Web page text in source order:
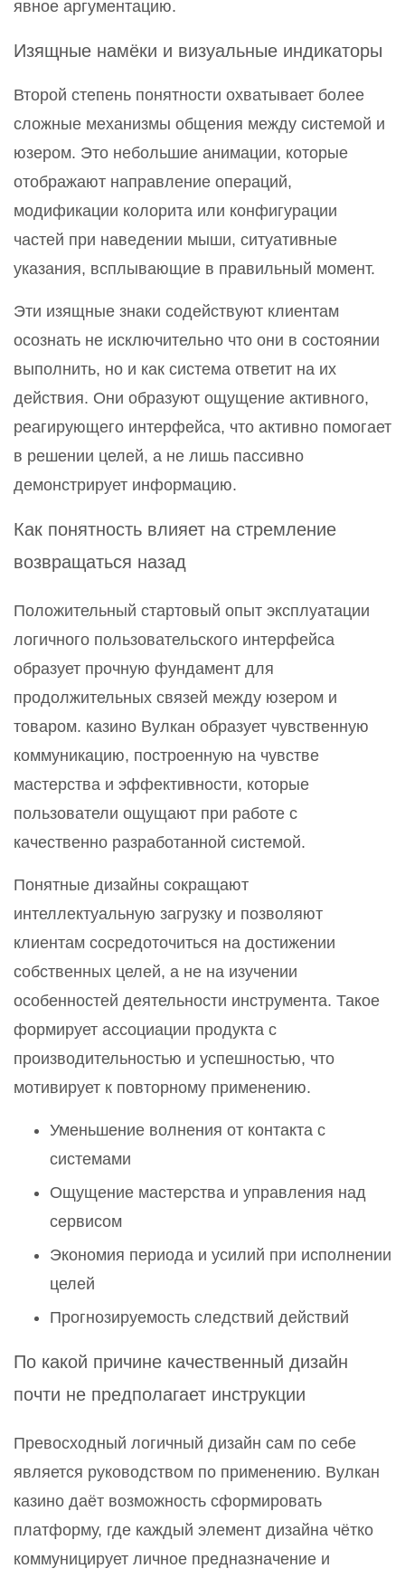
явное аргументацию.
Изящные намёки и визуальные индикаторы
Второй степень понятности охватывает более
сложные механизмы общения между системой и
юзером. Это небольшие анимации, которые
отображают направление операций,
модификации колорита или конфигурации
частей при наведении мыши, ситуативные
указания, всплывающие в правильный момент.
Эти изящные знаки содействуют клиентам
осознать не исключительно что они в состоянии
выполнить, но и как система ответит на их
действия. Они образуют ощущение активного,
реагирующего интерфейса, что активно помогает
в решении целей, а не лишь пассивно
демонстрирует информацию.
Как понятность влияет на стремление
возвращаться назад
Положительный стартовый опыт эксплуатации
логичного пользовательского интерфейса
образует прочную фундамент для
продолжительных связей между юзером и
товаром. казино Вулкан образует чувственную
коммуникацию, построенную на чувстве
мастерства и эффективности, которые
пользователи ощущают при работе с
качественно разработанной системой.
Понятные дизайны сокращают
интеллектуальную загрузку и позволяют
клиентам сосредоточиться на достижении
собственных целей, а не на изучении
особенностей деятельности инструмента. Такое
формирует ассоциации продукта с
производительностью и успешностью, что
мотивирует к повторному применению.
Уменьшение волнения от контакта с
системами
Ощущение мастерства и управления над
сервисом
Экономия периода и усилий при исполнении
целей
Прогнозируемость следствий действий
По какой причине качественный дизайн
почти не предполагает инструкции
Превосходный логичный дизайн сам по себе
является руководством по применению. Вулкан
казино даёт возможность сформировать
платформу, где каждый элемент дизайна чётко
коммуницирует личное предназначение и